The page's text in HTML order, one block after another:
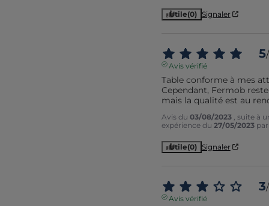
Utile(0) Signaler
5/
Avis vérifié
Table conforme à mes
Cependant, Fermob
mais la qualité est au
Avis du 03/08/2023
, suite à
expérience du 27/05/2023
Utile(0) Signaler
3/
Avis vérifié